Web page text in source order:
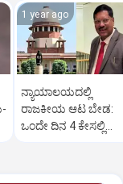
1 year ago
ನ್ಯಾಯಾಲಯದಲ್ಲಿ
ರಾಜಕೀಯ ಆಟ ಬೇಡ:
ಒಂದೇ ದಿನ 4 ಕೇಸಲ್ಲಿ